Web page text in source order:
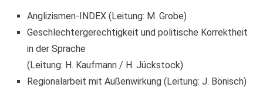
Anglizismen-INDEX (Leitung: M. Grobe)
Geschlechtergerechtigkeit und politische Korrektheit
in der Sprache
(Leitung: H. Kaufmann / H. Jückstock)
Regionalarbeit mit Außenwirkung (Leitung: J. Bönisch)